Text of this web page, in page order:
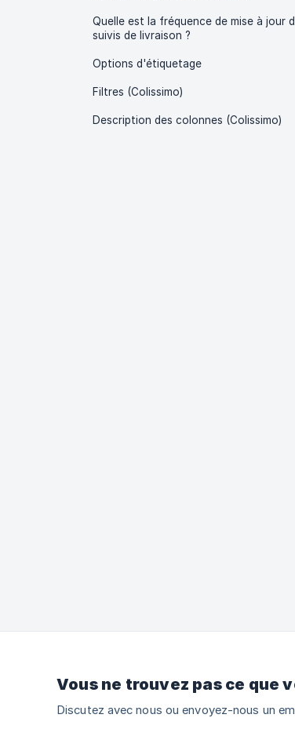
Quelle est la fréquence de mise à jour
suivis de livraison ?
Options d'étiquetage
Filtres (Colissimo)
Description des colonnes (Colissimo)
Vous ne trouvez pas ce que
Discutez avec nous ou envoyez-nous un